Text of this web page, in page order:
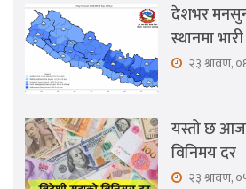
देशभर
स्थानमा
२३ श्रावण,
यस्तो छ आज
विनिमय दर
२३ श्रावण,